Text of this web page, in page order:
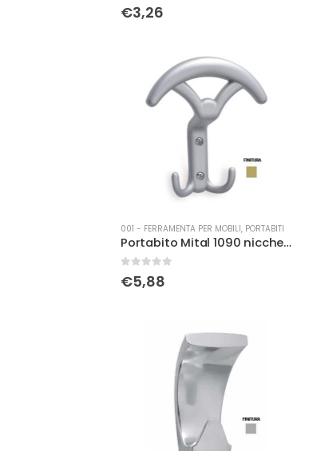
Su 5
€3,26
001 - FERRAMENTA PER MOBILI, PORTABITI
Portabito Mital 1090 nicchel opaco
€5,88